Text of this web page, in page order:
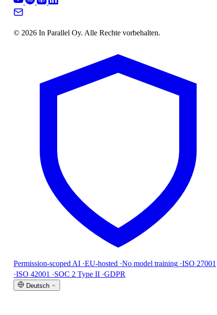
© 2026 In Parallel Oy. Alle Rechte vorbehalten.
Permission-scoped AI ·EU-hosted ·No model training ·ISO 27001
·ISO 42001 ·SOC 2 Type II ·GDPR
Deutsch